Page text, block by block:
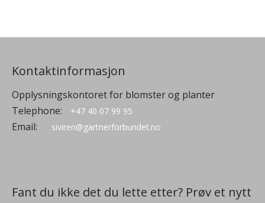
Kontaktinformasjon
Opplysningskontoret for blomster og planter
Telephone:
+47 40 07 99 95
Email: siviren@gartnerforbundet.no
Fant du ikke det du lette etter? Prøv et nytt